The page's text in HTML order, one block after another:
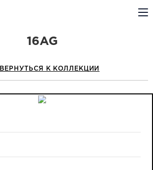
КОМПАНИЯ
PROFILDOORS
16AG
ВЕРНУТЬСЯ К КОЛЛЕКЦИИ